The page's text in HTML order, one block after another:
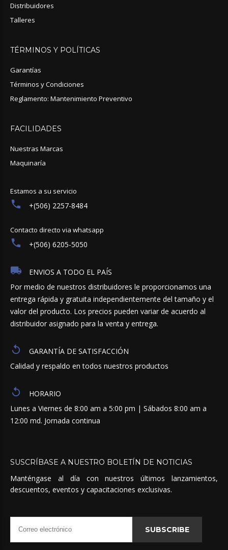
Distribuidores
Talleres
TÉRMINOS Y POLÍTICAS
Garantías
Términos y Condiciones
Reglamento: Mantenimiento Preventivo
FACILIDADES
Nuestras Marcas
Maquinaría
Estamos a su servicio
+(506) 2257-8484
Contacto directo via whatsapp
+(506) 6205-5050
ENVIOS A TODO EL PAÍS
Por medio de nuestros distribuidores le proporcionamos una
entrega rápida y gratuita independientemente del tamaño y el
valor del producto. Los precios pueden variar de acuerdo al
distribuidor asignado para la venta y entrega.
GARANTÍA DE SATISFACCIÓN
Calidad y respaldo en todos nuestros productos
HORARIO
Lunes a Viernes de 8:00 am a 5:00 pm | Sábados 8:00 am a
12:00 md. Jornada continua
SUSCRÍBASE A NUESTRO BOLETÍN DE NOTICIAS
Manténgase al día con nuestros últimos lanzamientos,
descuentos, eventos y capacitaciones exclusivas.
SUBSCRIBE